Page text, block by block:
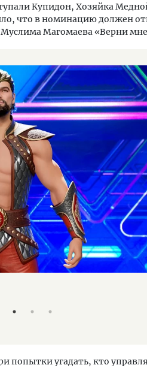
Купидон, Хозяйка
что в номинацию должен
Магомаева «Верни
попытки угадать, кто